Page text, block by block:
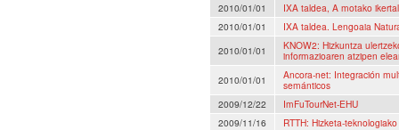
2010/01/01
IXA taldea, A motako
2010/01/01
IXA taldea. Lengoaia
2010/01/01
KNOW2: Hizkuntza
informazioaren atzipen
2010/01/01
Ancora-net: Integración
semánticos
2009/12/22
ImFuTourNet-EHU
2009/11/16
RTTH: Hizketa-